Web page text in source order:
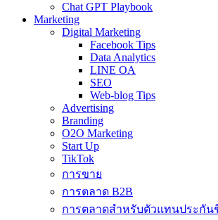
Chat GPT Playbook
Marketing
Digital Marketing
Facebook Tips
Data Analytics
LINE OA
SEO
Web-blog Tips
Advertising
Branding
O2O Marketing
Start Up
TikTok
การขาย
การตลาด B2B
การตลาดสำหรับตัวแทนประกัน